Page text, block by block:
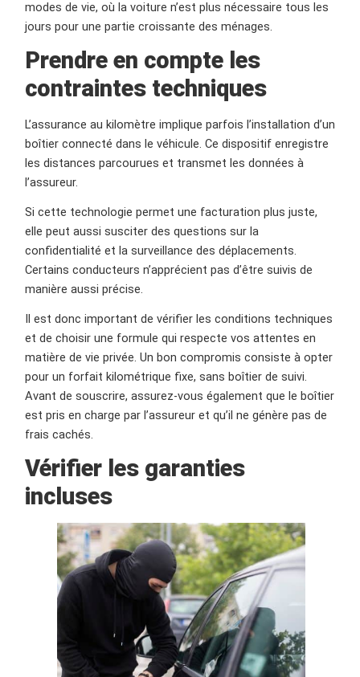
modes de vie, où la voiture n’est plus nécessaire tous les
jours pour une partie croissante des ménages.
Prendre en compte les
contraintes techniques
L’assurance au kilomètre implique parfois l’installation d’un
boîtier connecté dans le véhicule. Ce dispositif enregistre
les distances parcourues et transmet les données à
l’assureur.
Si cette technologie permet une facturation plus juste,
elle peut aussi susciter des questions sur la
confidentialité et la surveillance des déplacements.
Certains conducteurs n’apprécient pas d’être suivis de
manière aussi précise.
Il est donc important de vérifier les conditions techniques
et de choisir une formule qui respecte vos attentes en
matière de vie privée. Un bon compromis consiste à opter
pour un forfait kilométrique fixe, sans boîtier de suivi.
Avant de souscrire, assurez-vous également que le boîtier
est pris en charge par l’assureur et qu’il ne génère pas de
frais cachés.
Vérifier les garanties
incluses